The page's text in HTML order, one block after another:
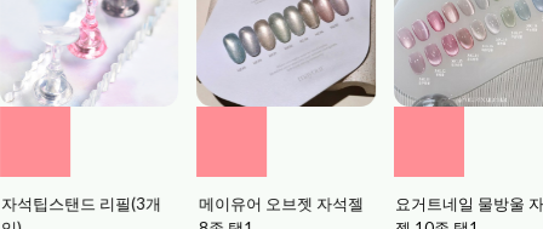
메이유어 오브젯 자석젤
요거트네일 물방울 자석
매직 마그네틱